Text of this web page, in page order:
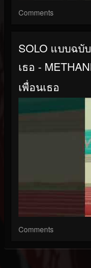
Comments
SOLO แบบฉบั
เธอ -
เพื่อนเธอ
Comments